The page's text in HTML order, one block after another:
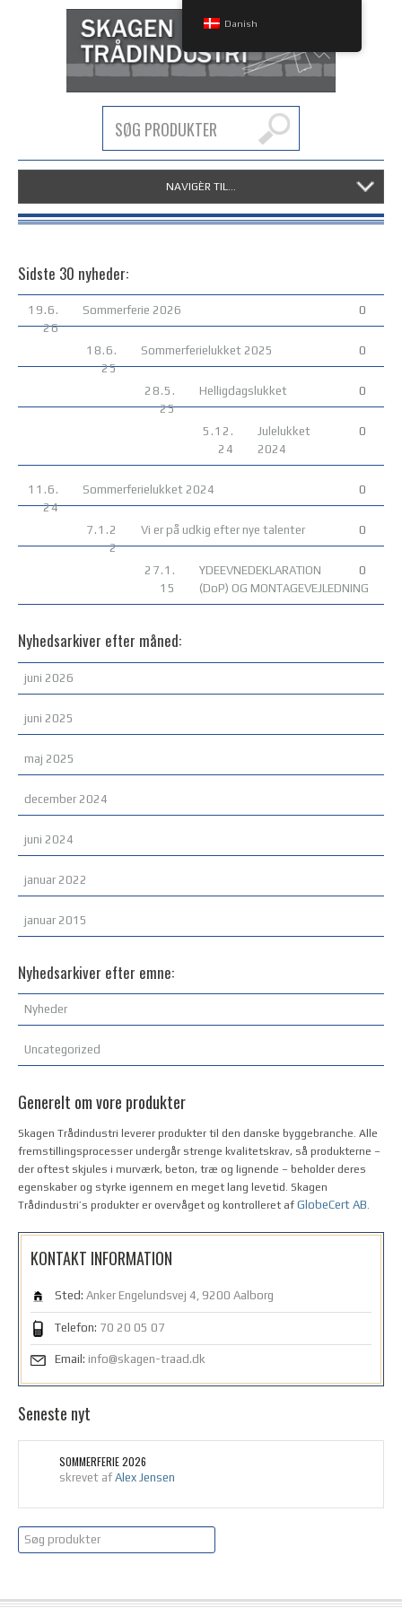
NAVIGÈR TIL...
Sidste 30 nyheder:
0
19.6.
26
Sommerferie 2026
0
18.6.
25
Sommerferielukket 2025
0
28.5.
25
Helligdagslukket
0
5.12.
24
Julelukket
2024
0
11.6.
24
Sommerferielukket 2024
0
7.1.2
2
Vi er på udkig efter nye talenter
0
27.1.
15
YDEEVNEDEKLARATION
(DoP) OG MONTAGEVEJLEDNING
Nyhedsarkiver efter måned:
juni 2026
juni 2025
maj 2025
december 2024
juni 2024
januar 2022
januar 2015
Nyhedsarkiver efter emne:
Nyheder
Uncategorized
Generelt om vore produkter
Skagen Trådindustri leverer produkter til den danske byggebranche. Alle
fremstillingsprocesser undergår strenge kvalitetskrav, så produkterne –
der oftest skjules i murværk, beton, træ og lignende – beholder deres
egenskaber og styrke igennem en meget lang levetid. Skagen
Trådindustri’s produkter er overvåget og kontrolleret af GlobeCert AB.
KONTAKT INFORMATION
Sted: Anker Engelundsvej 4, 9200 Aalborg
Telefon: 70 20 05 07
Email: info@skagen-traad.dk
Seneste nyt
SOMMERFERIE 2026
skrevet af Alex Jensen
Danish